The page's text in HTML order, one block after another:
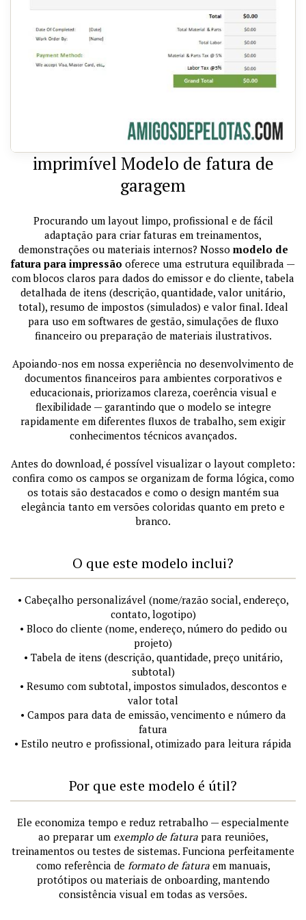
imprimível Modelo de fatura de
garagem
Procurando um layout limpo, profissional e de fácil
adaptação para criar faturas em treinamentos,
demonstrações ou materiais internos? Nosso modelo de
fatura para impressão oferece uma estrutura equilibrada —
com blocos claros para dados do emissor e do cliente, tabela
detalhada de itens (descrição, quantidade, valor unitário,
total), resumo de impostos (simulados) e valor final. Ideal
para uso em softwares de gestão, simulações de fluxo
financeiro ou preparação de materiais ilustrativos.
Apoiando-nos em nossa experiência no desenvolvimento de
documentos financeiros para ambientes corporativos e
educacionais, priorizamos clareza, coerência visual e
flexibilidade — garantindo que o modelo se integre
rapidamente em diferentes fluxos de trabalho, sem exigir
conhecimentos técnicos avançados.
Antes do download, é possível visualizar o layout completo:
confira como os campos se organizam de forma lógica, como
os totais são destacados e como o design mantém sua
elegância tanto em versões coloridas quanto em preto e
branco.
O que este modelo inclui?
• Cabeçalho personalizável (nome/razão social, endereço,
contato, logotipo)
• Bloco do cliente (nome, endereço, número do pedido ou
projeto)
• Tabela de itens (descrição, quantidade, preço unitário,
subtotal)
• Resumo com subtotal, impostos simulados, descontos e
valor total
• Campos para data de emissão, vencimento e número da
fatura
• Estilo neutro e profissional, otimizado para leitura rápida
Por que este modelo é útil?
Ele economiza tempo e reduz retrabalho — especialmente
ao preparar um exemplo de faturapara reuniões,
treinamentos ou testes de sistemas. Funciona perfeitamente
como referência de formato de faturaem manuais,
protótipos ou materiais de onboarding, mantendo
consistência visual em todas as versões.